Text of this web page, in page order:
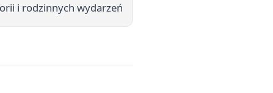
i rodzinnych wydarzeń